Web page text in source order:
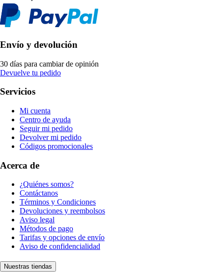
Envío y devolución
30 días para cambiar de opinión
Devuelve tu pedido
Servicios
Mi cuenta
Centro de ayuda
Seguir mi pedido
Devolver mi pedido
Códigos promocionales
Acerca de
¿Quiénes somos?
Contáctanos
Términos y Condiciones
Devoluciones y reembolsos
Aviso legal
Métodos de pago
Tarifas y opciones de envío
Aviso de confidencialidad
Nuestras tiendas